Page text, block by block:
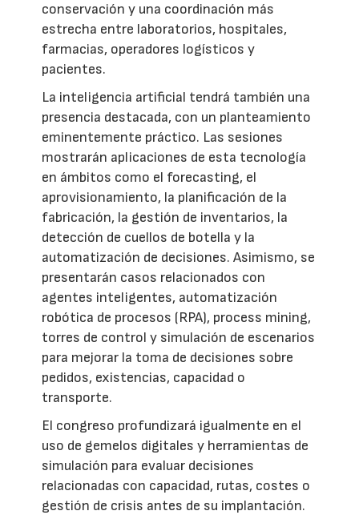
conservación y una coordinación más
estrecha entre laboratorios, hospitales,
farmacias, operadores logísticos y
pacientes.
La inteligencia artificial tendrá también una
presencia destacada, con un planteamiento
eminentemente práctico. Las sesiones
mostrarán aplicaciones de esta tecnología
en ámbitos como el forecasting, el
aprovisionamiento, la planificación de la
fabricación, la gestión de inventarios, la
detección de cuellos de botella y la
automatización de decisiones. Asimismo, se
presentarán casos relacionados con
agentes inteligentes, automatización
robótica de procesos (RPA), process mining,
torres de control y simulación de escenarios
para mejorar la toma de decisiones sobre
pedidos, existencias, capacidad o
transporte.
El congreso profundizará igualmente en el
uso de gemelos digitales y herramientas de
simulación para evaluar decisiones
relacionadas con capacidad, rutas, costes o
gestión de crisis antes de su implantación.